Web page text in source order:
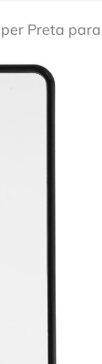
Preta